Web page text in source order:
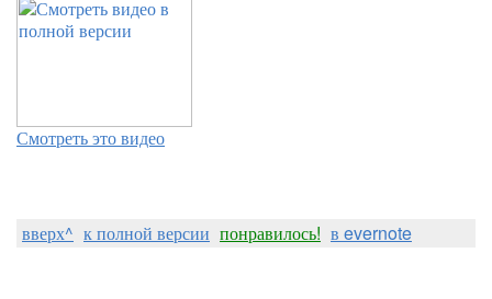
Смотреть это видео
вверх^ к полной версии понравилось! в evernote